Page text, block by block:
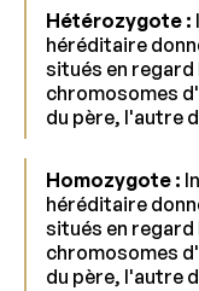
Hétérozygote :
héréditaire
situés en regard
chromosomes
du père, l'autre
Homozygote :
héréditaire
situés en regard
chromosomes
du père, l'autre